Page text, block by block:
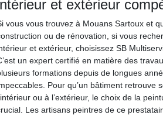
et extérieur
vous vous trouvez à Mouans Sartoux et
ou de rénovation, si vous
et extérieur, choisissez SB
un expert certifié en matière des
formations depuis de longues
Pour qu’un bâtiment retrouve
ou à l’extérieur, le choix de la
Les artisans peintres de ce